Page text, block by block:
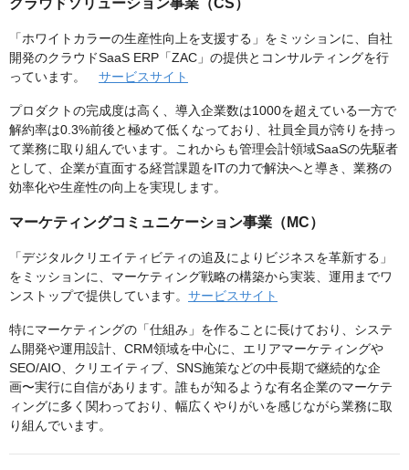
クラウドソリューション事業（CS）
「ホワイトカラーの生産性向上を支援する」をミッションに、自社
開発のクラウドSaaS ERP「ZAC」の提供とコンサルティングを行
っています。 サービスサイト
プロダクトの完成度は高く、導入企業数は1000を超えている一方で
解約率は0.3%前後と極めて低くなっており、社員全員が誇りを持っ
て業務に取り組んでいます。これからも管理会計領域SaaSの先駆者
として、企業が直面する経営課題をITの力で解決へと導き、業務の
効率化や生産性の向上を実現します。
マーケティングコミュニケーション事業（MC）
「デジタルクリエイティビティの追及によりビジネスを革新する」
をミッションに、マーケティング戦略の構築から実装、運用までワ
ンストップで提供しています。 サービスサイト
特にマーケティングの「仕組み」を作ることに長けており、システ
ム開発や運用設計、CRM領域を中心に、エリアマーケティングや
SEO/AIO、クリエイティブ、SNS施策などの中長期で継続的な企
画〜実行に自信があります。誰もが知るような有名企業のマーケテ
ィングに多く関わっており、幅広くやりがいを感じながら業務に取
り組んでいます。